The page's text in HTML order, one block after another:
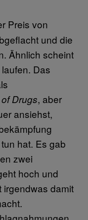
Preis von
und die
Ähnlich scheint
Das
Drugs, aber
ansiehst,
hat. Es gab
zwei
hoch und
irgendwas damit